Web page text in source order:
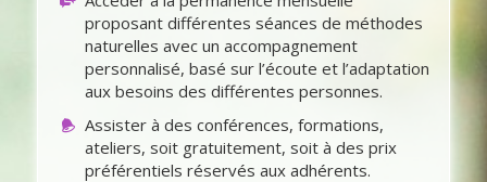
proposant différentes séances de méthodes
naturelles avec un accompagnement
personnalisé, basé sur l’écoute et l’adaptation
aux besoins des différentes personnes.
Assister à des conférences, formations,
ateliers, soit gratuitement, soit à des prix
préférentiels réservés aux adhérents.